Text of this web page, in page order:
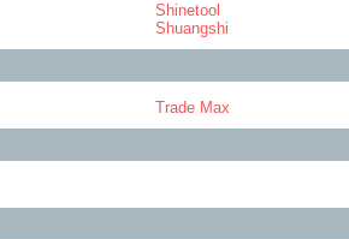
Shinetool
Shuangshi
Trade Max